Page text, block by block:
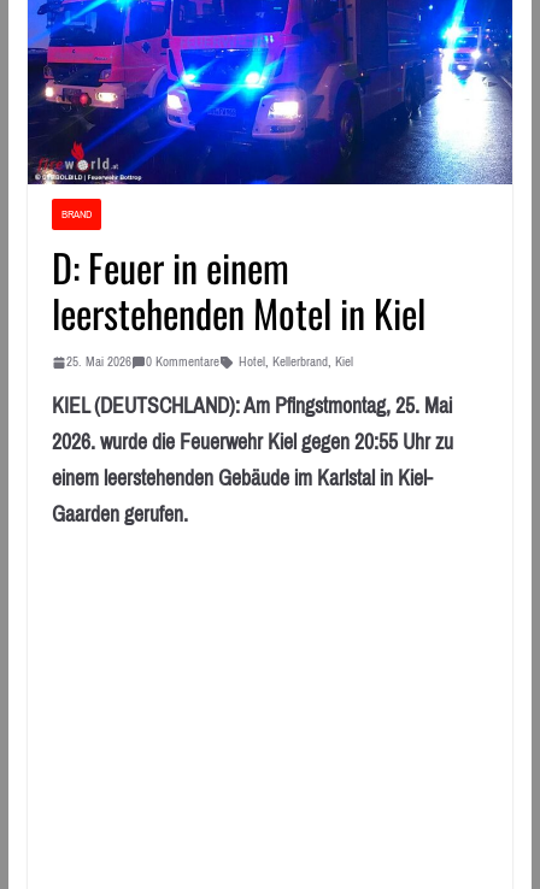
BRAND
D: Feuer in einem
leerstehenden Motel in Kiel
25. Mai 2026 0 Kommentare Hotel, Kellerbrand, Kiel
KIEL (DEUTSCHLAND): Am Pfingstmontag, 25. Mai
2026. wurde die Feuerwehr Kiel gegen 20:55 Uhr zu
einem leerstehenden Gebäude im Karlstal in Kiel-
Gaarden gerufen.